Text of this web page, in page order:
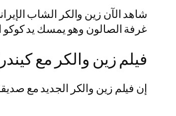
شاهد الآن زين والكر الشاب
غرفة الصالون وهو يمسك يد كوكو
فيلم زين والكر مع
إن فيلم زين والكر الجديد مع صديقة